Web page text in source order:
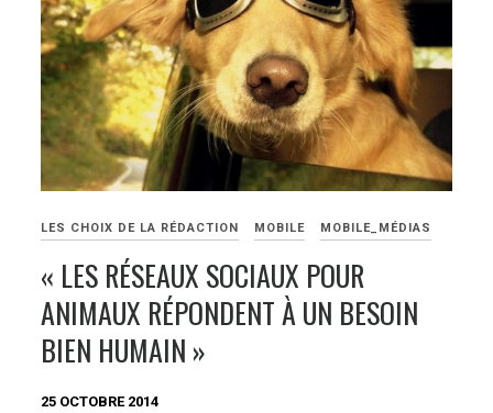
LES CHOIX DE LA RÉDACTION MOBILE MOBILE_MÉDIAS
« LES RÉSEAUX SOCIAUX POUR
ANIMAUX RÉPONDENT À UN BESOIN
BIEN HUMAIN »
25 OCTOBRE 2014